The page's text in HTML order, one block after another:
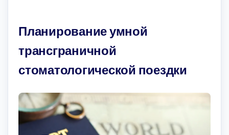
Планирование умной
трансграничной
стоматологической поездки